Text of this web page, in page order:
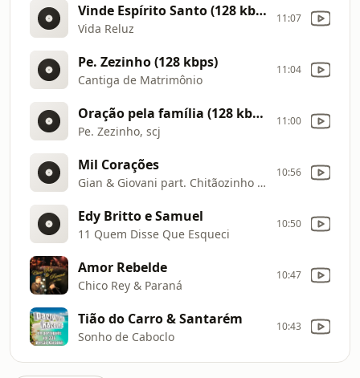
Vinde Espírito Santo (128 kbps)
Vida Reluz
11:07
Pe. Zezinho (128 kbps)
Cantiga de Matrimônio
11:04
Oração pela família (128 kbps)
Pe. Zezinho, scj
11:00
Mil Corações
Gian & Giovani part. Chitãozinho & Xororó
10:56
Edy Britto e Samuel
11 Quem Disse Que Esqueci
10:50
Amor Rebelde
Chico Rey & Paraná
10:47
Tião do Carro & Santarém
Sonho de Caboclo
10:43